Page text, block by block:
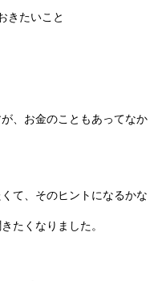
きたいこと
、お金のこともあってなか
て、そのヒントになるかな
たくなりました。